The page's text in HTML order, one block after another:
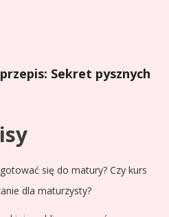
Sekret pysznych
się do matury? Czy kurs
dla maturzysty?